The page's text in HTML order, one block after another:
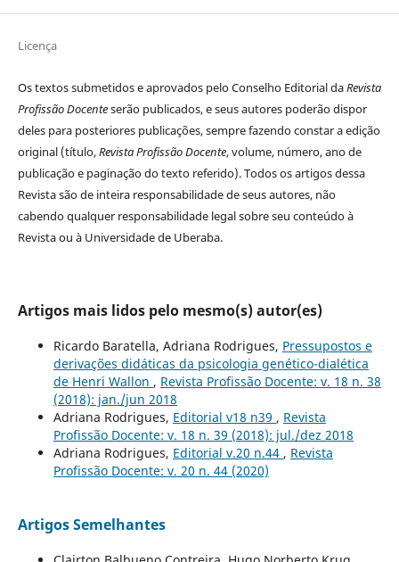
Licença
Os textos submetidos e aprovados pelo Conselho Editorial daRevista
Profissão Docenteserão publicados, e seus autores poderão dispor
deles para posteriores publicações, sempre fazendo constar a edição
original (título,Revista Profissão Docente, volume, número, ano de
publicação e paginação do texto referido). Todos os artigos dessa
Revista são de inteira responsabilidade de seus autores, não
cabendo qualquer responsabilidade legal sobre seu conteúdo à
Revista ou à Universidade de Uberaba.
Artigos mais lidos pelo mesmo(s) autor(es)
Ricardo Baratella, Adriana Rodrigues, Pressupostos e
derivações didáticas da psicologia genético-dialética
de Henri Wallon , Revista Profissão Docente: v. 18 n. 38
(2018): jan./jun 2018
Adriana Rodrigues, Editorial v18 n39 , Revista
Profissão Docente: v. 18 n. 39 (2018): jul./dez 2018
Adriana Rodrigues, Editorial v.20 n.44 , Revista
Profissão Docente: v. 20 n. 44 (2020)
Artigos Semelhantes